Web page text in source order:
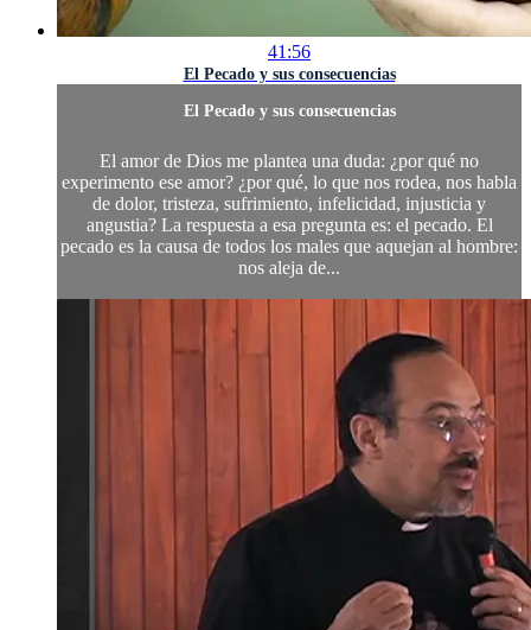
41:56
El Pecado y sus consecuencias
El Pecado y sus consecuencias
El amor de Dios me plantea una duda: ¿por qué no
experimento ese amor? ¿por qué, lo que nos rodea, nos habla
de dolor, tristeza, sufrimiento, infelicidad, injusticia y
angustia? La respuesta a esa pregunta es: el pecado. El
pecado es la causa de todos los males que aquejan al hombre:
nos aleja de...